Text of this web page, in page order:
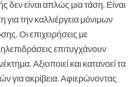
δεν είναι απλώς μια τάση. Είναι
για την καλλιέργεια μόνιμων
Οι επιχειρήσεις με
επιτυγχάνουν
Αξιοποιεί και κατανοεί τα
για ακρίβεια. Αφιερώνοντας